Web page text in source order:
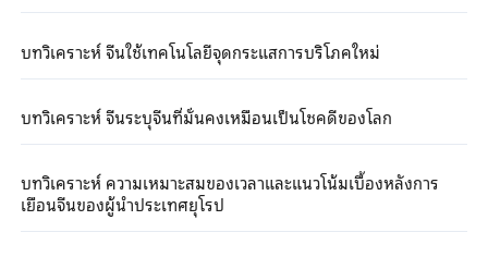
บทวิเคราะห์ จีนใช้เทคโนโลยีจุดกระแสการบริโภคใหม่
บทวิเคราะห์ จีนระบุจีนที่มั่นคงเหมือนเป็นโชคดีของโลก
บทวิเคราะห์ ความเหมาะสมของเวลาและแนวโน้มเบื้องหลังการ
เยือนจีนของผู้นำประเทศยุโรป